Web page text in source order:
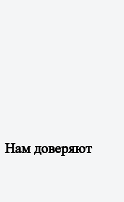
Нам доверяют